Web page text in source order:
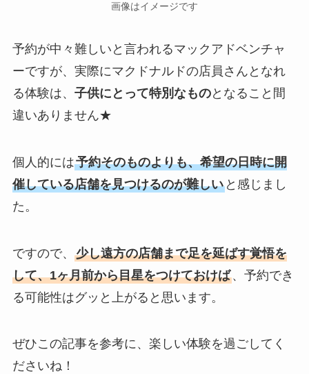
画像はイメージです
予約が中々難しいと言われるマックアドベンチャ
ーですが、実際にマクドナルドの店員さんとなれ
る体験は、 子供にとって特別なものとなること間
違いありません★
個人的には予約そのものよりも、希望の日時に開
催している店舗を見つけるのが難しいと感じまし
た。
ですので、 少し遠方の店舗まで足を延ばす覚悟を
して、1ヶ月前から目星をつけておけば、予約でき
る可能性はグッと上がると思います。
ぜひこの記事を参考に、楽しい体験を過ごしてく
ださいね！